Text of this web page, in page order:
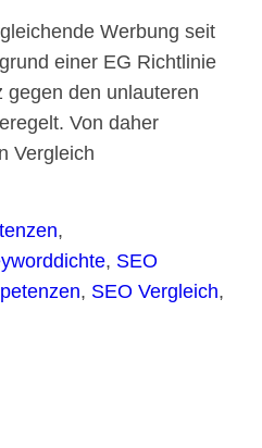
Werbung seit
einer EG Richtlinie
gegen den unlauteren
Von daher
Vergleich
,
, SEO
, SEO Vergleich,